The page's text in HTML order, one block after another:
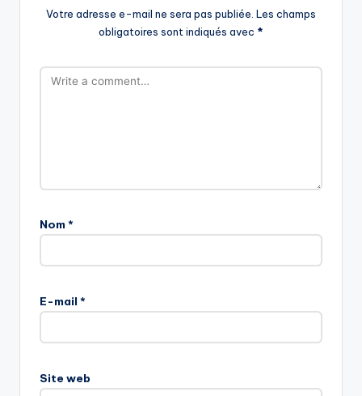
Votre adresse e-mail ne sera pas publiée. Les champs
obligatoires sont indiqués avec *
Nom *
E-mail *
Site web